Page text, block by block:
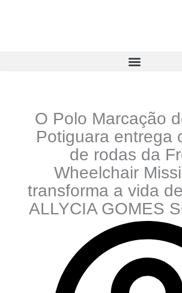
O Polo Marcação
Potiguara entrega
de rodas da
Wheelchair
transforma a vida
ALLYCIA GOMES